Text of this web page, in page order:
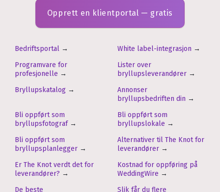
Opprett en klientportal — gratis
Bedriftsportal → White label-integrasjon →
Programvare for
profesjonelle →
Lister over
bryllupsleverandører →
Bryllupskatalog →
Annonser
bryllupsbedriften din →
Bli oppført som
bryllupsfotograf→
Bli oppført som
bryllupslokale →
Bli oppført som
bryllupsplanlegger →
Alternativer til The Knot for
leverandører →
Er The Knot verdt det for
leverandører? →
Kostnad for oppføring på
WeddingWire →
De beste
Slik får du flere